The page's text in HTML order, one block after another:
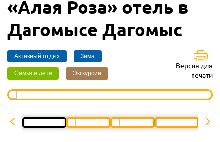
«Алая Роза» отель в
Дагомысе Дагомыс
Активный отдых Зима
Семья и дети Экскурсии
Версия для
печати